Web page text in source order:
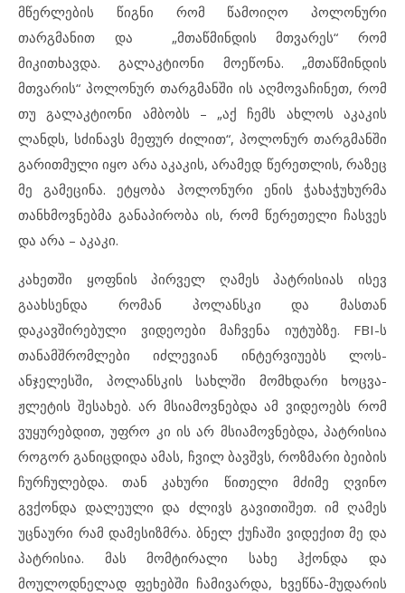
მწერლების წიგნი რომ წამოიღო პოლონური
თარგმანით და „მთაწმინდის მთვარეს“ რომ
მიკითხავდა. გალაკტიონი მოეწონა. „მთაწმინდის
მთვარის“ პოლონურ თარგმანში ის აღმოვაჩინეთ, რომ
თუ გალაკტიონი ამბობს – „აქ ჩემს ახლოს აკაკის
ლანდს, სძინავს მეფურ ძილით“, პოლონურ თარგმანში
გარითმული იყო არა აკაკის, არამედ წერეთლის, რაზეც
მე გამეცინა. ეტყობა პოლონური ენის ჭახაჭუხურმა
თანხმოვნებმა განაპირობა ის, რომ წერეთელი ჩასვეს
და არა – აკაკი.
კახეთში ყოფნის პირველ ღამეს პატრისიას ისევ
გაახსენდა რომან პოლანსკი და მასთან
დაკავშირებული ვიდეოები მაჩვენა იუტუბზე. FBI-ს
თანამშრომლები იძლევიან ინტერვიუებს ლოს-
ანჯელესში, პოლანსკის სახლში მომხდარი ხოცვა-
ჟლეტის შესახებ. არ მსიამოვნებდა ამ ვიდეოებს რომ
ვუყურებდით, უფრო კი ის არ მსიამოვნებდა, პატრისია
როგორ განიცდიდა ამას, ჩვილ ბავშვს, როზმარი ბეიბის
ჩურჩულებდა. თან კახური წითელი მძიმე ღვინო
გვქონდა დალეული და ძლივს გავითიშეთ. იმ ღამეს
უცნაური რამ დამესიზმრა. ბნელ ქუჩაში ვიდექით მე და
პატრისია. მას მომტირალი სახე ჰქონდა და
მოულოდნელად ფეხებში ჩამივარდა, ხვეწნა-მუდარის